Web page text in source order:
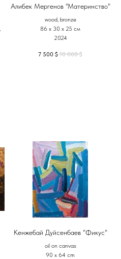
Алибек Мергенов "Материнство"
wood, bronze
86 х 30 х 25 см
2024
7 500 $ 10 000 $
Кенжебай Дуйсенбаев "Фикус"
oil on canvas
90 x 64 cm